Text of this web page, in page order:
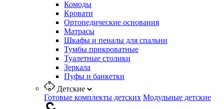
Комоды
Кровати
Ортопедические основания
Матрасы
Шкафы и пеналы для спальни
Тумбы прикроватные
Туалетные столики
Зеркала
Пуфы и банкетки
Детские
Готовые комплекты детских Модульные детские